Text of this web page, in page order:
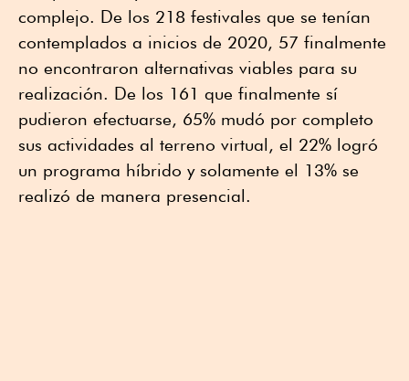
complejo. De los 218 festivales que se tenían
contemplados a inicios de 2020, 57 finalmente
no encontraron alternativas viables para su
realización. De los 161 que finalmente sí
pudieron efectuarse, 65% mudó por completo
sus actividades al terreno virtual, el 22% logró
un programa híbrido y solamente el 13% se
realizó de manera presencial.